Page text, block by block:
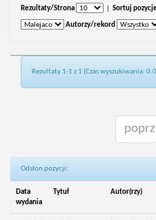
Rezultaty/Strona Sortuj
Autorzy/rekord
Rezultaty 1-1 z 1 (Czas wyszukiwania:
Odsłon pozycji:
Data
wydania
Tytuł Autor(rzy)